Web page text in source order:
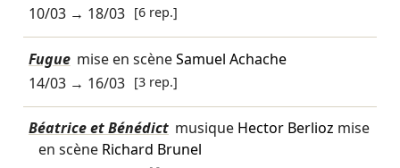
10/03→ 18/03 [6 rep.]
Fugue mise en scèneSamuel Achache
14/03→ 16/03 [3 rep.]
Béatrice et Bénédict musique Hector Berlioz mise
en scène Richard Brunel